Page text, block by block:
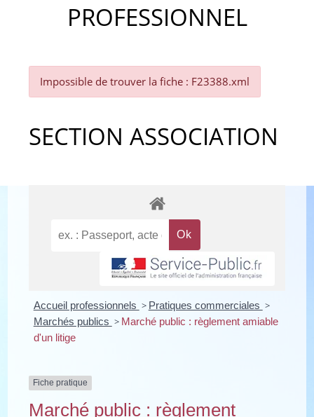
PROFESSIONNEL
Impossible de trouver la fiche : F23388.xml
SECTION ASSOCIATION
Accueil professionnels > Pratiques commerciales >
Marchés publics > Marché public : règlement amiable
d'un litige
Fiche pratique
Marché public : règlement